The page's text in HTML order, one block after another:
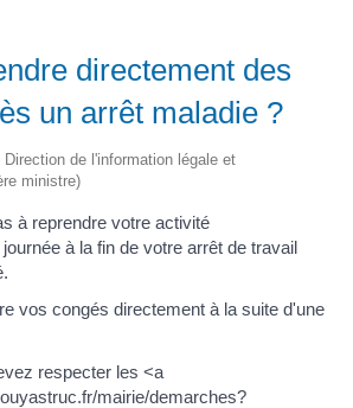
directement des
un arrêt maladie ?
de l'information légale et
ministre)
à reprendre votre activité
à la fin de votre arrêt de travail
vos congés directement à la suite d'une
respecter les <a
mairie/demarches?